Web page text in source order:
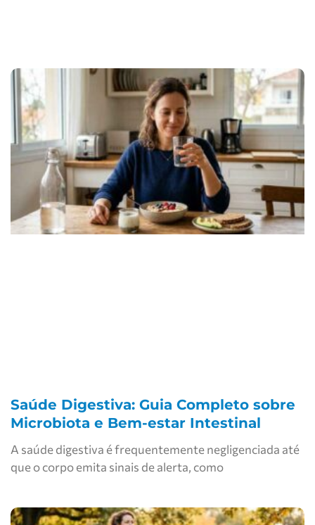
Saúde Digestiva: Guia Completo sobre
Microbiota e Bem-estar Intestinal
A saúde digestiva é frequentemente negligenciada até
que o corpo emita sinais de alerta, como